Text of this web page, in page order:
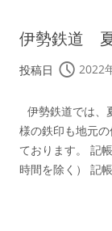
伊勢鉄道
投稿日 2022
伊勢鉄道では、
様の鉄印も地元
ております。 記
時間を除く） 記